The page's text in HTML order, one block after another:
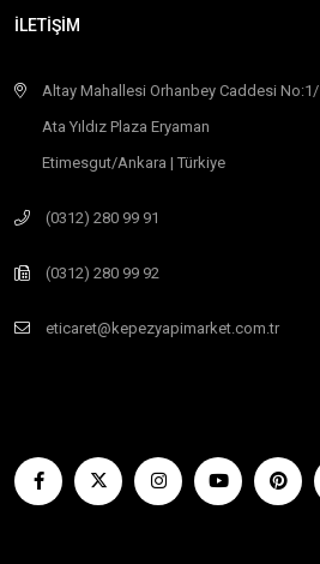
İLETİŞİM
Altay Mahallesi Orhanbey Caddesi
Ata Yıldız Plaza Eryaman
Etimesgut/Ankara | Türkiye
(0312) 280 99 91
(0312) 280 99 92
eticaret@kepezyapimarket.com.tr